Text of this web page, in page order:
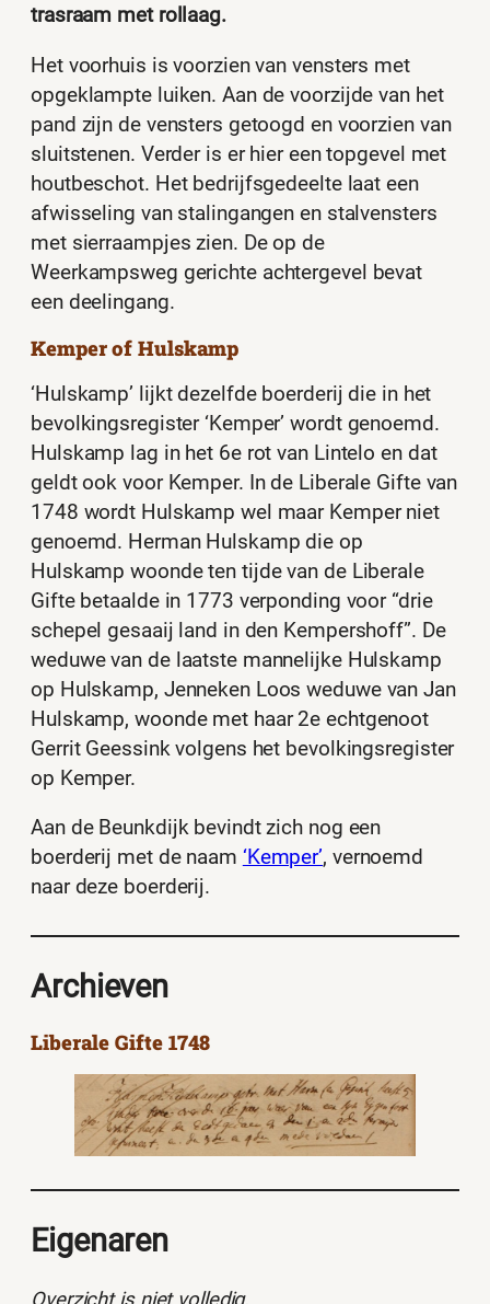
trasraam met rollaag.
Het voorhuis is voorzien van vensters met
opgeklampte luiken. Aan de voorzijde van het
pand zijn de vensters getoogd en voorzien van
sluitstenen. Verder is er hier een topgevel met
houtbeschot. Het bedrijfsgedeelte laat een
afwisseling van stalingangen en stalvensters
met sierraampjes zien. De op de
Weerkampsweg gerichte achtergevel bevat
een deelingang.
Kemper of Hulskamp
‘Hulskamp’ lijkt dezelfde boerderij die in het
bevolkingsregister ‘Kemper’ wordt genoemd.
Hulskamp lag in het 6e rot van Lintelo en dat
geldt ook voor Kemper. In de Liberale Gifte van
1748 wordt Hulskamp wel maar Kemper niet
genoemd. Herman Hulskamp die op
Hulskamp woonde ten tijde van de Liberale
Gifte betaalde in 1773 verponding voor “drie
schepel gesaaij land in den Kempershoff”. De
weduwe van de laatste mannelijke Hulskamp
op Hulskamp, Jenneken Loos weduwe van Jan
Hulskamp, woonde met haar 2e echtgenoot
Gerrit Geessink volgens het bevolkingsregister
op Kemper.
Aan de Beunkdijk bevindt zich nog een
boerderij met de naam ‘Kemper’, vernoemd
naar deze boerderij.
Archieven
Liberale Gifte 1748
Eigenaren